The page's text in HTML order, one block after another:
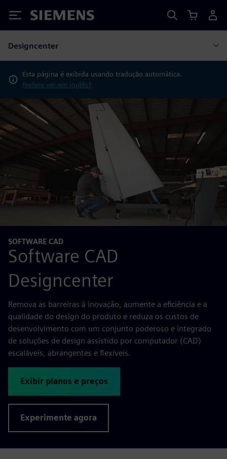
Siemens
Designcenter
Esta página é exibida usando tradução automática.
Prefere ver em inglês?
SOFTWARE CAD
Software CAD
Designcenter
Remova as barreiras à inovação, aumente a eficiência e a
qualidade do design do produto e reduza os custos de
desenvolvimento com um conjunto poderoso e integrado
de soluções de design assistido por computador (CAD)
escaláveis, abrangentes e flexíveis.
Exibir planos e preços
Experimente agora